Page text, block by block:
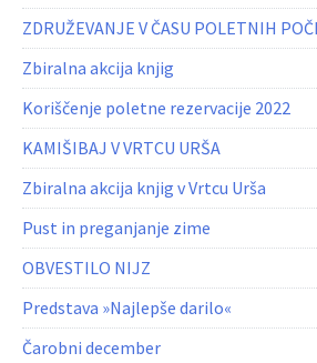
ZDRUŽEVANJE V ČASU POLETNIH
Zbiralna akcija knjig
Koriščenje poletne rezervacije 2022
KAMIŠIBAJ V VRTCU URŠA
Zbiralna akcija knjig v Vrtcu Urša
Pust in preganjanje zime
OBVESTILO NIJZ
Predstava »Najlepše darilo«
Čarobni december